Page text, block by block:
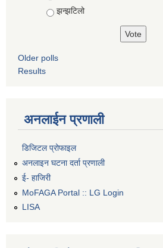
झन्झटिलो
Older polls
Results
अनलाईन प्रणाली
डिजिटल प्रोफाइल
अनलाइन घटना दर्ता प्रणाली
ई- हाजिरी
MoFAGA Portal :: LG Login
LISA